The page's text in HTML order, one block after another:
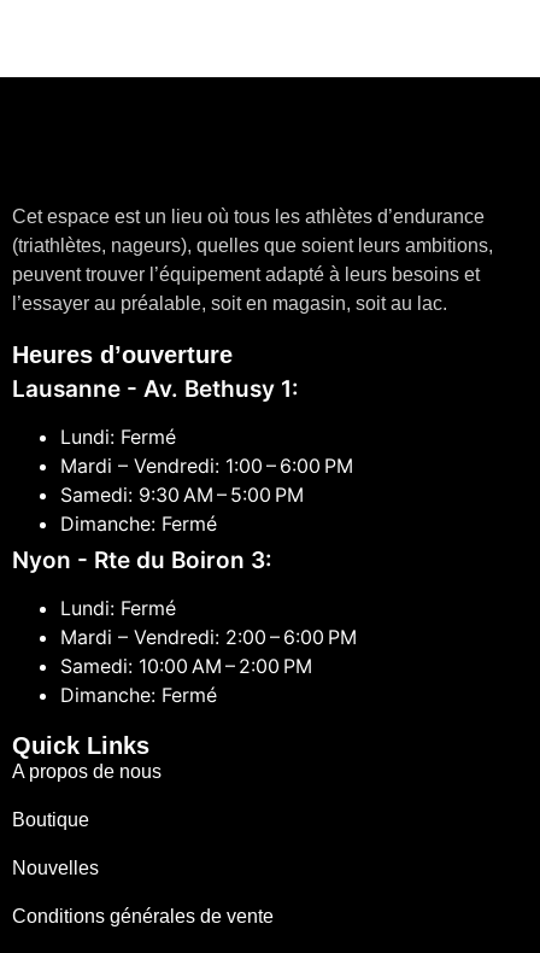
Cet espace est un lieu où tous les athlètes d’endurance
(triathlètes, nageurs), quelles que soient leurs ambitions,
peuvent trouver l’équipement adapté à leurs besoins et
l’essayer au préalable, soit en magasin, soit au lac.
Heures d’ouverture
Lausanne - Av. Bethusy 1:
Lundi: Fermé
Mardi – Vendredi: 1:00 – 6:00 PM
Samedi: 9:30 AM – 5:00 PM
Dimanche: Fermé
Nyon - Rte du Boiron 3:
Lundi: Fermé
Mardi – Vendredi: 2:00 – 6:00 PM
Samedi: 10:00 AM – 2:00 PM
Dimanche: Fermé
Quick Links
A propos de nous
Boutique
Nouvelles
Conditions générales de vente